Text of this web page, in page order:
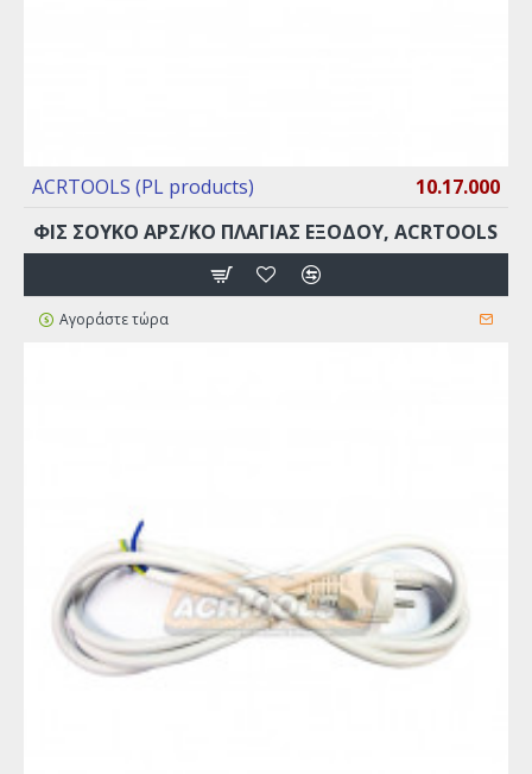
ACRTOOLS (PL products)
10.17.000
ΦΙΣ ΣΟΥΚΟ ΑΡΣ/ΚΟ ΠΛΑΓΙΑΣ ΕΞΟΔΟΥ, ACRTOOLS
Αγοράστε τώρα